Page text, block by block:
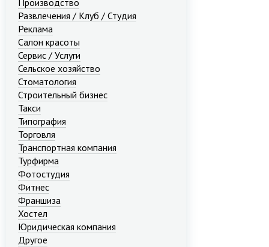
Производство
Развлечения / Клуб / Студия
Реклама
Салон красоты
Сервис / Услуги
Сельское хозяйство
Стоматология
Строительный бизнес
Такси
Типография
Торговля
Транспортная компания
Турфирма
Фотостудия
Фитнес
Франшиза
Хостел
Юридическая компания
Другое